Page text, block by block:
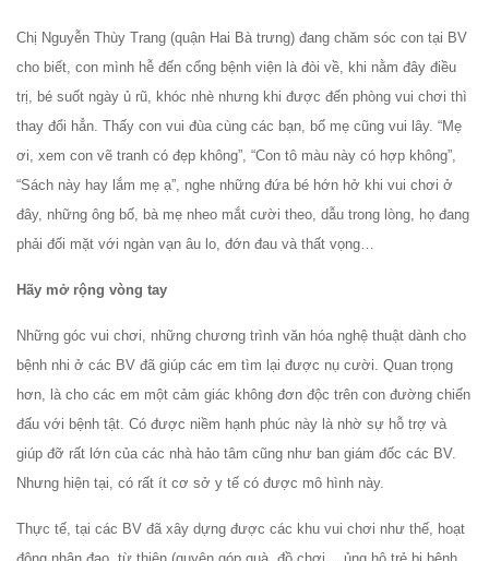
Chị Nguyễn Thùy Trang (quận Hai Bà trưng) đang chăm sóc con tại BV
cho biết, con mình hễ đến cổng bệnh viện là đòi về, khi nằm đây điều
trị, bé suốt ngày ủ rũ, khóc nhè nhưng khi được đến phòng vui chơi thì
thay đổi hẳn. Thấy con vui đùa cùng các bạn, bố mẹ cũng vui lây. “Mẹ
ơi, xem con vẽ tranh có đẹp không”, “Con tô màu này có hợp không”,
“Sách này hay lắm mẹ ạ”, nghe những đứa bé hớn hở khi vui chơi ở
đây, những ông bố, bà mẹ nheo mắt cười theo, dẫu trong lòng, họ đang
phải đối mặt với ngàn vạn âu lo, đớn đau và thất vọng…
Hãy mở rộng vòng tay
Những góc vui chơi, những chương trình văn hóa nghệ thuật dành cho
bệnh nhi ở các BV đã giúp các em tìm lại được nụ cười. Quan trọng
hơn, là cho các em một cảm giác không đơn độc trên con đường chiến
đấu với bệnh tật. Có được niềm hạnh phúc này là nhờ sự hỗ trợ và
giúp đỡ rất lớn của các nhà hảo tâm cũng như ban giám đốc các BV.
Nhưng hiện tại, có rất ít cơ sở y tế có được mô hình này.
Thực tế, tại các BV đã xây dựng được các khu vui chơi như thế, hoạt